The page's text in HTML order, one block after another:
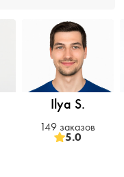
Ilya S.
149 заказов
5.0